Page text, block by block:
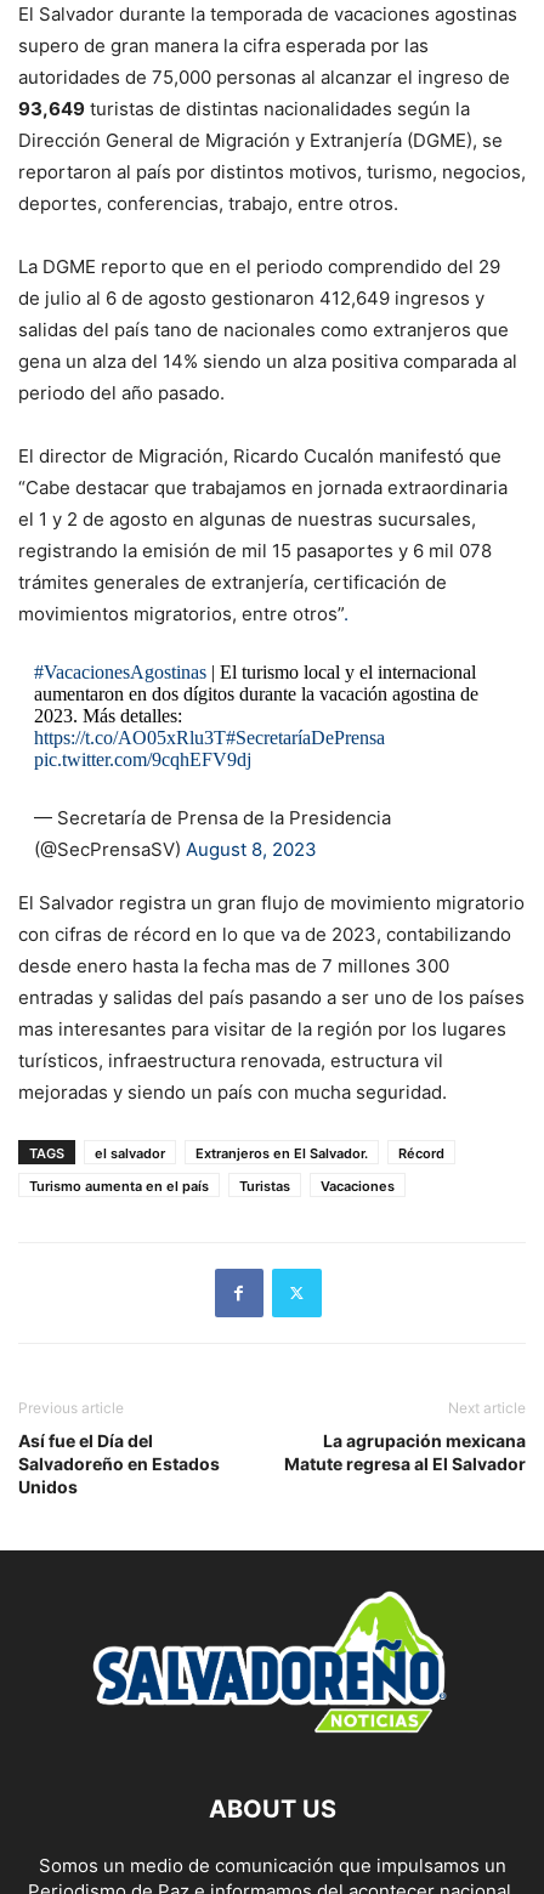
El Salvador durante la temporada de vacaciones agostinas
supero de gran manera la cifra esperada por las
autoridades de 75,000 personas al alcanzar el ingreso de
93,649 turistas de distintas nacionalidades según la
Dirección General de Migración y Extranjería (DGME), se
reportaron al país por distintos motivos, turismo, negocios,
deportes, conferencias, trabajo, entre otros.
La DGME reporto que en el periodo comprendido del 29
de julio al 6 de agosto gestionaron 412,649 ingresos y
salidas del país tano de nacionales como extranjeros que
gena un alza del 14% siendo un alza positiva comparada al
periodo del año pasado.
El director de Migración, Ricardo Cucalón manifestó que
“Cabe destacar que trabajamos en jornada extraordinaria
el 1 y 2 de agosto en algunas de nuestras sucursales,
registrando la emisión de mil 15 pasaportes y 6 mil 078
trámites generales de extranjería, certificación de
movimientos migratorios, entre otros”.
#VacacionesAgostinas| El turismo local y el internacional
aumentaron en dos dígitos durante la vacación agostina de
2023. Más detalles:
https://t.co/AO05xRlu3T#SecretaríaDePrensa
pic.twitter.com/9cqhEFV9dj
— Secretaría de Prensa de la Presidencia
(@SecPrensaSV) August 8, 2023
El Salvador registra un gran flujo de movimiento migratorio
con cifras de récord en lo que va de 2023, contabilizando
desde enero hasta la fecha mas de 7 millones 300
entradas y salidas del país pasando a ser uno de los países
mas interesantes para visitar de la región por los lugares
turísticos, infraestructura renovada, estructura vil
mejoradas y siendo un país con mucha seguridad.
TAGS el salvador Extranjeros en El Salvador.
Récord
Turismo aumenta en el país
Turistas Vacaciones
Previous article
Así fue el Día del
Salvadoreño en Estados
Unidos
Next article
La agrupación mexicana
Matute regresa al El Salvador
ABOUT US
Somos un medio de comunicación que impulsamos un